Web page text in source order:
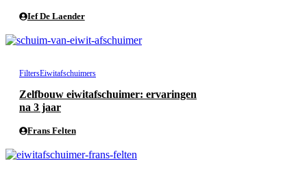
Ief De Laender
FiltersEiwitafschuimers
Zelfbouw eiwitafschuimer: ervaringen
na 3 jaar
Frans Felten